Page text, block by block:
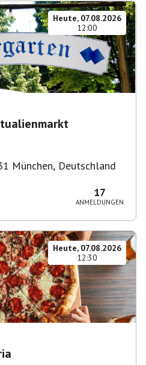
Heute, 07.08.2026
12:00
München, Deutschland
17
ANMELDUNGEN
Heute, 07.08.2026
12:30